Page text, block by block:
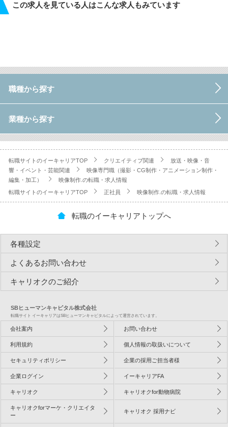
この求人を見ている人はこんな求人もみています
職種から探す
業種から探す
転職サイトのイーキャリアTOP クリエイティブ関連
放送・映像・音
響・イベント・芸能関連
映像専門職（撮影・CG制作・アニメーション制作・
編集・加工）
映像制作.の転職・求人情報
転職サイトのイーキャリアTOP 正社員 映像制作.の転職・求人情報
転職のイーキャリアトップへ
各種設定
よくあるお問い合わせ
キャリオクのご紹介
SBヒューマンキャピタル株式会社
転職サイト イーキャリアはSBヒューマンキャピタルによって運営されています。
会社案内 お問い合わせ
利用規約 個人情報の取扱いについて
セキュリティポリシー 企業の採用ご担当者様
企業ログイン イーキャリアFA
キャリオク キャリオクfor動物病院
キャリオクforマーケ・クリエイタ
ー
キャリオク 採用ナビ